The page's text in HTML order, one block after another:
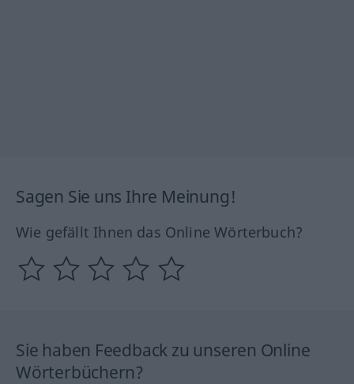
Sagen Sie uns Ihre Meinung!
Wie gefällt Ihnen das Online Wörterbuch?
Sie haben Feedback zu unseren Online
Wörterbüchern?